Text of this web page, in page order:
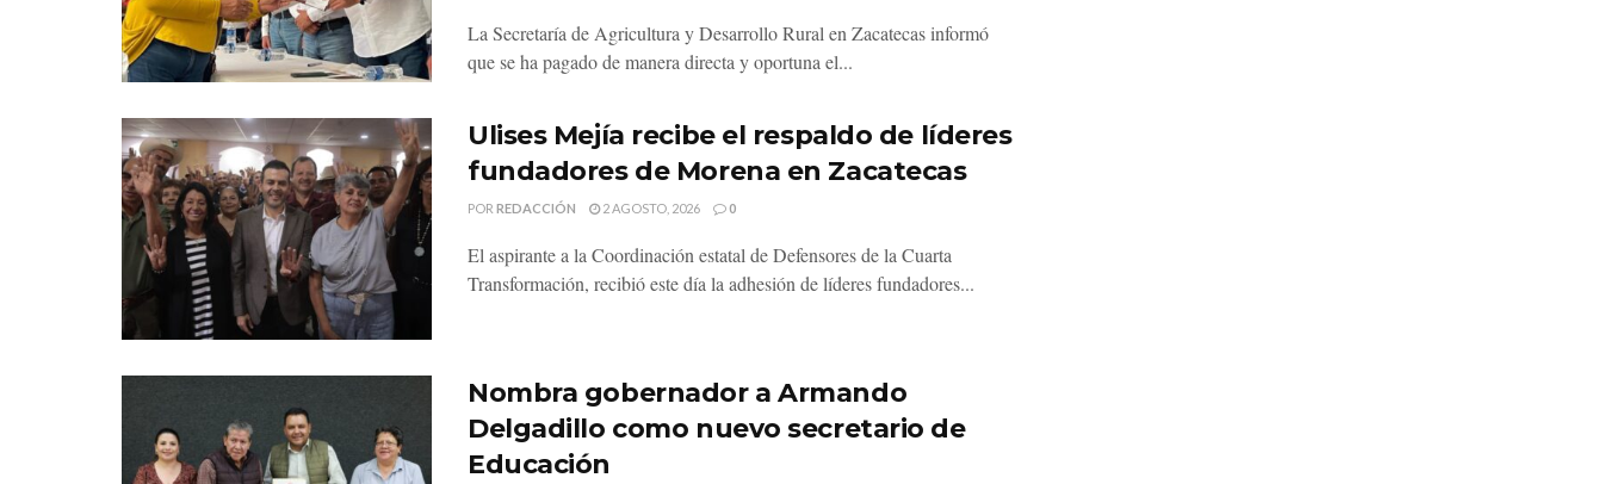
La Secretaría de Agricultura y Desarrollo Rural en Zacatecas informó
que se ha pagado de manera directa y oportuna el...
Ulises Mejía recibe el respaldo de líderes
fundadores de Morena en Zacatecas
POR REDACCIÓN 2 AGOSTO, 2026 0
El aspirante a la Coordinación estatal de Defensores de la Cuarta
Transformación, recibió este día la adhesión de líderes fundadores...
Nombra gobernador a Armando
Delgadillo como nuevo secretario de
Educación